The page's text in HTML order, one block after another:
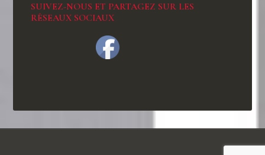
SUIVEZ-NOUS ET PARTAGEZ SUR LES
RÉSEAUX SOCIAUX